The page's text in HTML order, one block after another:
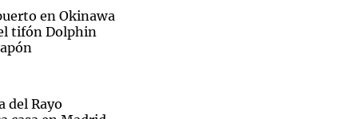
en Okinawa
tifón Dolphin
del Rayo